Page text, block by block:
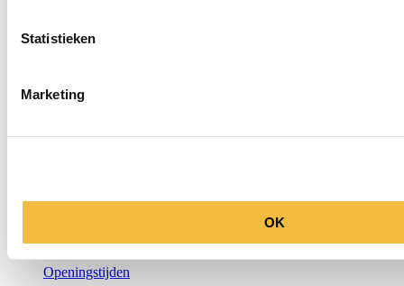
Statistieken
Marketing
OK
Openingstijden